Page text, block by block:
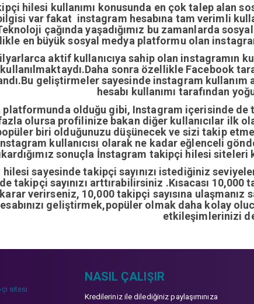
hilesi kullanımı konusunda en çok talep alan
var fakat instagram hesabına tam verimli
çağında yaşadığımız bu zamanlarda
en büyük sosyal medya platformu olan
aktif kullanıcıya sahip olan instagramın
sonra özellikle Facebook
geliştirmeler sayesinde instagram kullanım
hesabı kullanımı tarafından
platformunda olduğu gibi, Instagram içerisinde
olursa profilinize bakan diğer kullanıcılar ilk
biri olduğunuzu düşünecek ve sizi takip
kullanıcısı olarak ne kadar eğlenceli
sonuçla İnstagram takipçi hilesi siteleri
sayesinde takipçi sayınızı istediğiniz
takipçi sayınızı arttırabilirsiniz .Kısacası
verirseniz, 10,000 takipçi sayısına
geliştirmek,popüler olmak daha kolay
etkileşimlerinizi
sitesi
NASIL ÇALIŞIR
Kredileriniz ile dilediğiniz paylaşımınıza